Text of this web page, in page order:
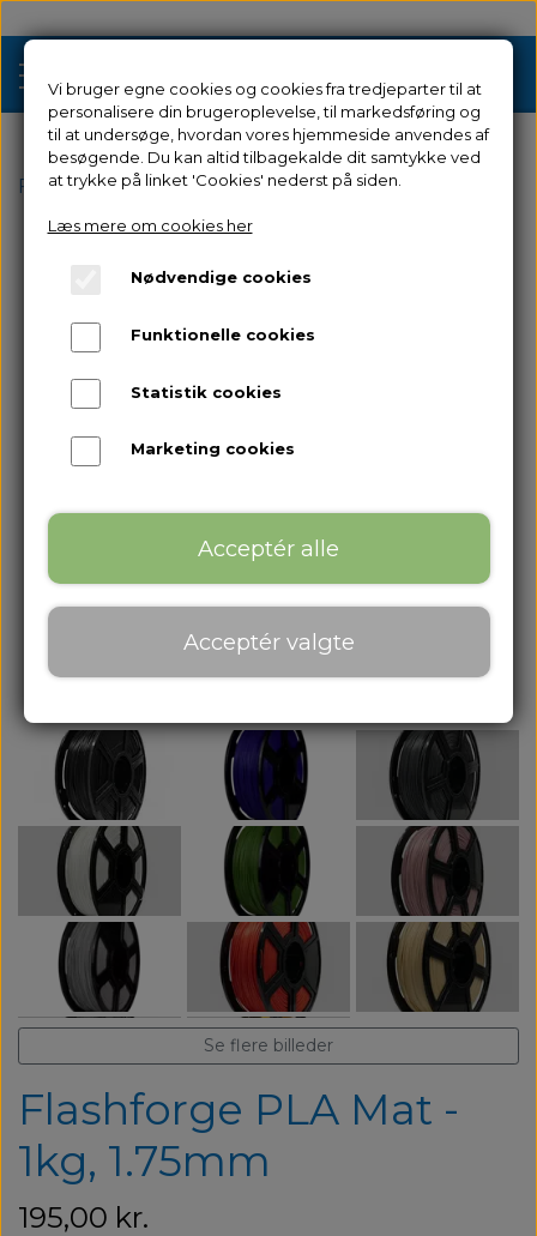
Tilbud
3D Printere
Filament 3D Printere
Industriel 3D Printere
Resin 3D Printere
Brugt/Demo
Om os
Om os
Kontakt
Forside Filamenter & Resin Filamenter
Se flere billeder
Flashforge PLA Mat -
1kg, 1.75mm
195,00 kr.
Vi bruger egne cookies og cookies fra tredjeparter til at
personalisere din brugeroplevelse, til markedsføring og
til at undersøge, hvordan vores hjemmeside anvendes af
besøgende. Du kan altid tilbagekalde dit samtykke ved
at trykke på linket 'Cookies' nederst på siden.
Læs mere om cookies her
Nødvendige cookies
Funktionelle cookies
Statistik cookies
Marketing cookies
Acceptér alle
Acceptér valgte